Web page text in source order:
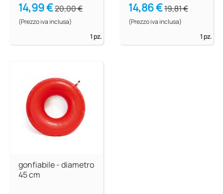
14,99 €20,00 €
(Prezzo iva inclusa)
1 pz.
14,86 €19,81 €
(Prezzo iva inclusa)
1 pz.
gonfiabile - diametro
45 cm